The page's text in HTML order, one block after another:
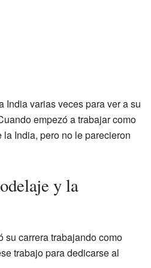
India varias veces para ver a su
empezó a trabajar como
India, pero no le parecieron
y la
su carrera trabajando como
trabajo para dedicarse al